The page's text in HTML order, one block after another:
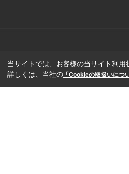
当サイトでは、お客様の当サイト利
詳しくは、当社の 「Cookieの取扱いにつ